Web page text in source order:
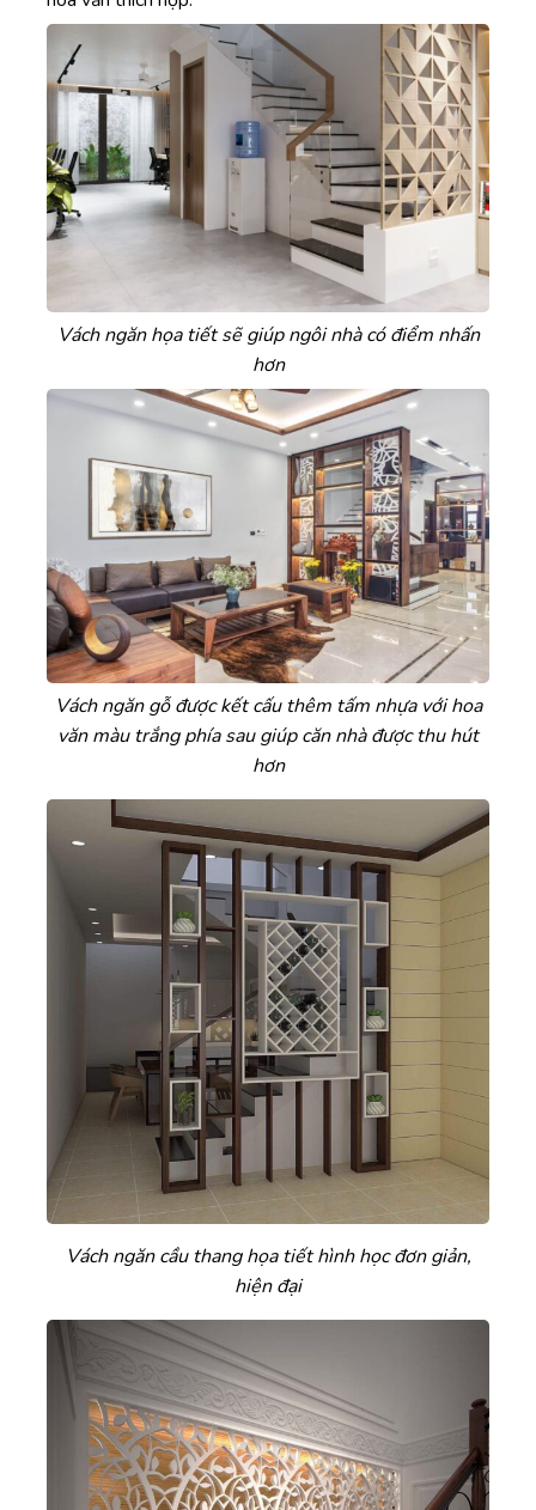
Vách ngăn họa tiết sẽ giúp ngôi nhà có điểm nhấn
hơn
Vách ngăn gỗ được kết cấu thêm tấm nhựa với hoa
văn màu trắng phía sau giúp căn nhà được thu hút
hơn
Vách ngăn cầu thang họa tiết hình học đơn giản,
hiện đại